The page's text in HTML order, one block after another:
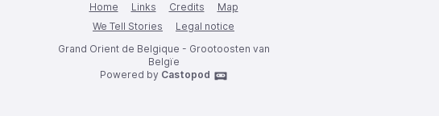
Home Links Credits
Map
We Tell Stories
Legal notice
Grand Orient de Belgique - Grootoosten van
Belgïe
Powered by Castopod